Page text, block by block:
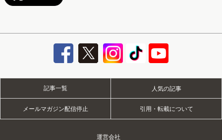
記事一覧 人気の記事
メールマガジン配信停止 引用・転載について
運営会社